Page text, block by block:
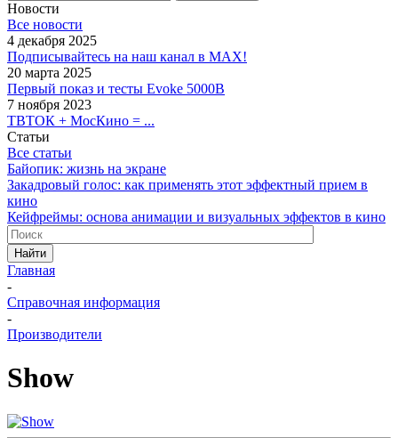
Новости
Все новости
4 декабря 2025
Подписывайтесь на наш канал в MAX!
20 марта 2025
Первый показ и тесты Evoke 5000B
7 ноября 2023
ТВТОК + МосКино = ...
Статьи
Все статьи
Байопик: жизнь на экране
Закадровый голос: как применять этот эффектный прием в
кино
Кейфреймы: основа анимации и визуальных эффектов в кино
Найти
Главная
-
Справочная информация
-
Производители
Show